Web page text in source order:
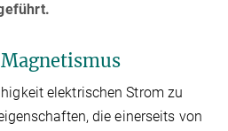
elektrischen Strom zu
die einerseits von